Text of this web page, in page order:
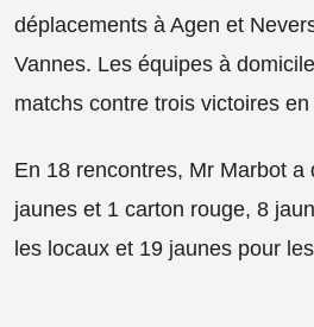
déplacements à Agen et
Vannes. Les équipes à
matchs contre trois victoires
En 18 rencontres, Mr Marbot a
jaunes et 1 carton rouge, 8
les locaux et 19 jaunes pour